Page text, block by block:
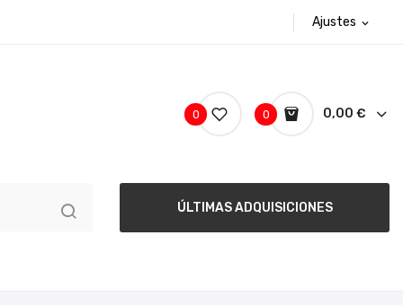
Ajustes expand_more
0 0,00 €
0
ÚLTIMAS ADQUISICIONES